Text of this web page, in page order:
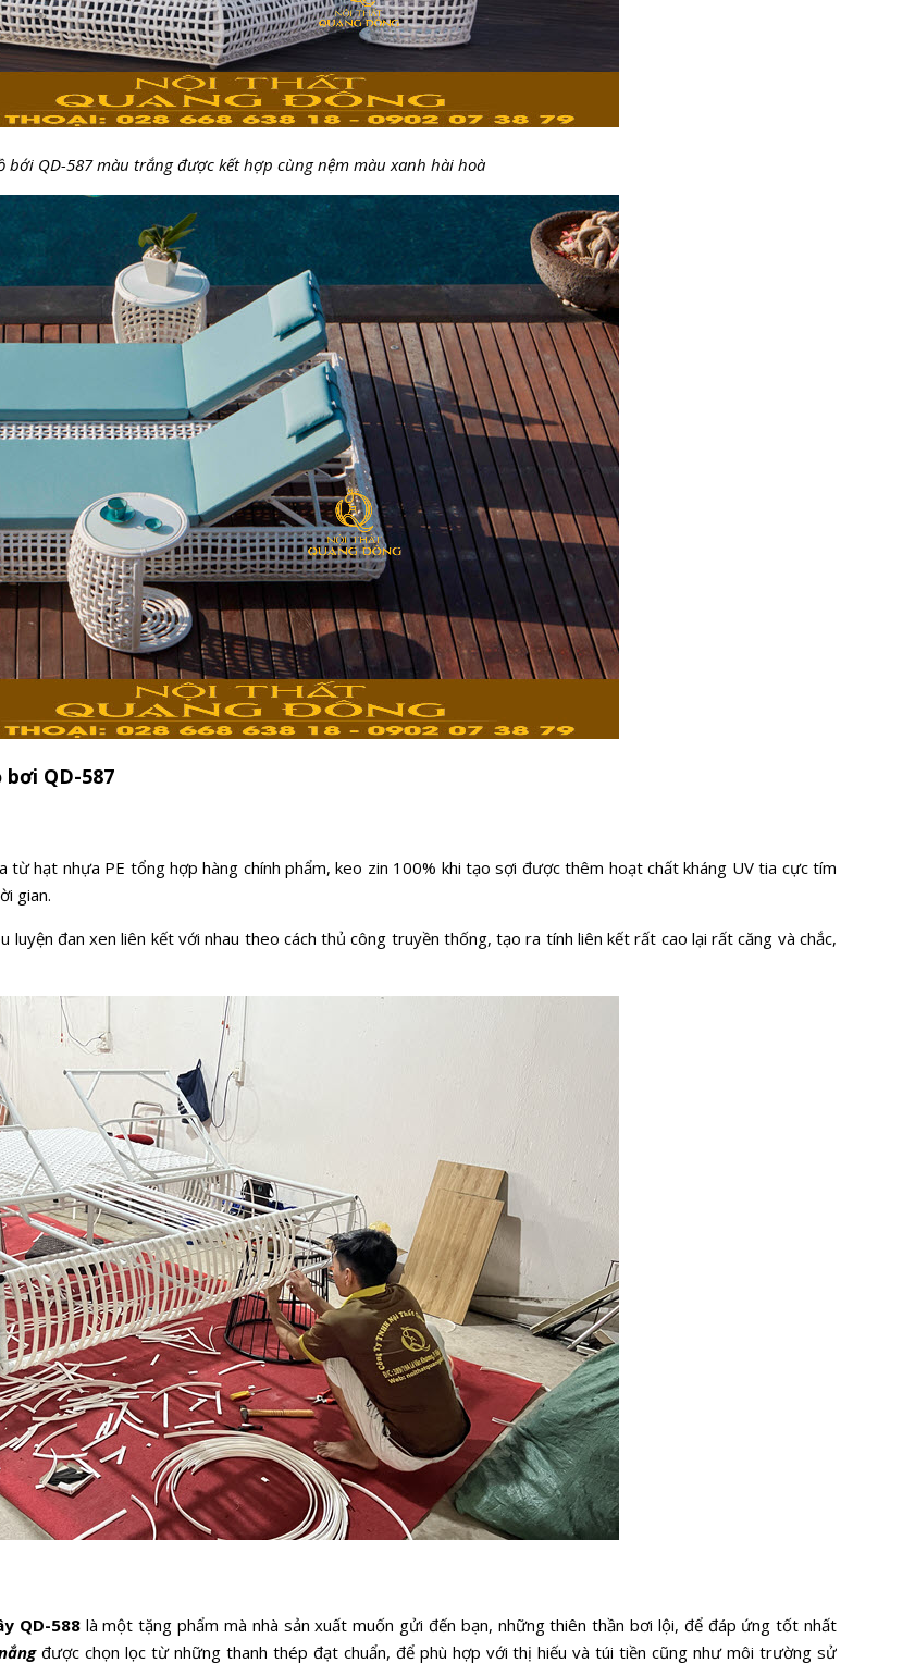
bới QD-587 màu trắng được kết hợp cùng nệm màu xanh hài hoà
QD-587
hạt nhựa PE tổng hợp hàng chính phẩm, keo zin 100% khi tạo sợi được thêm hoạt chất kháng UV tia cực tím
gian.
đan xen liên kết với nhau theo cách thủ công truyền thống, tạo ra tính liên kết rất cao lại rất căng và chắc,
QD-588là một tặng phẩm mà nhà sản xuất muốn gửi đến bạn, những thiên thần bơi lội, để đáp ứng tốt nhất
được chọn lọc từ những thanh thép đạt chuẩn, để phù hợp với thị hiếu và túi tiền cũng như môi trường sử